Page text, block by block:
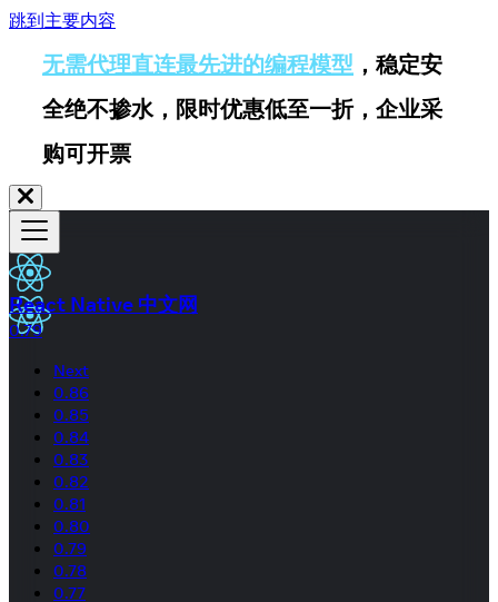
跳到主要内容
无需代理直连最先进的编程模型 ，稳定安
全绝不掺水，限时优惠低至一折，企业采
购可开票
React Native 中文网
0.79
Next
0.86
0.85
0.84
0.83
0.82
0.81
0.80
0.79
0.78
0.77